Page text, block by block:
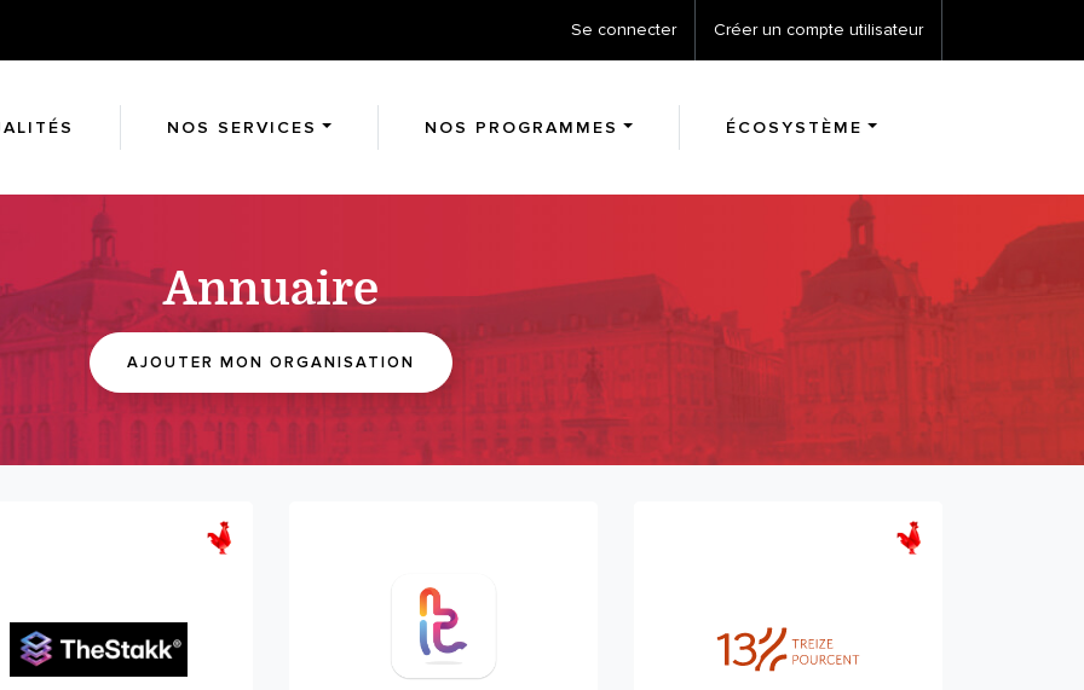
Se connecter Créer un compte utilisateur
NOS SERVICES NOS PROGRAMMES ÉCOSYSTÈME
Annuaire
AJOUTER MON ORGANISATION